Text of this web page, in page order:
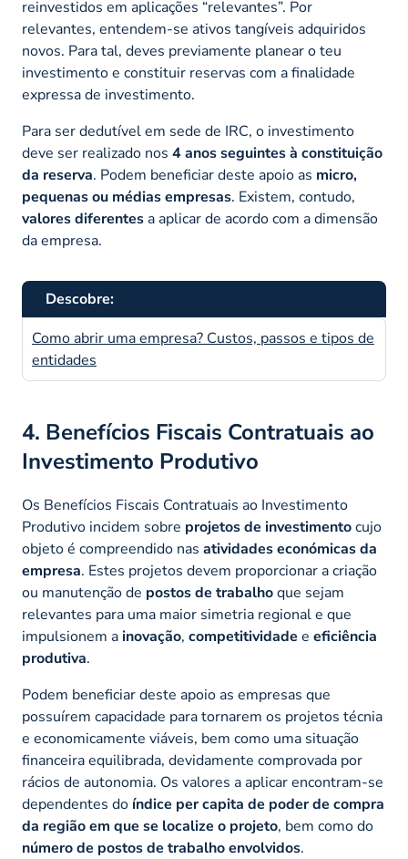
reinvestidos em aplicações “relevantes”. Por
relevantes, entendem-se ativos tangíveis adquiridos
novos. Para tal, deves previamente planear o teu
investimento e constituir reservas com a finalidade
expressa de investimento.
Para ser dedutível em sede de IRC, o investimento
deve ser realizado nos 4 anos seguintes à constituição
da reserva. Podem beneficiar deste apoio as micro,
pequenas ou médias empresas. Existem, contudo,
valores diferentes a aplicar de acordo com a dimensão
da empresa.
Descobre:
Como abrir uma empresa? Custos, passos e tipos de
entidades
4. Benefícios Fiscais Contratuais ao
Investimento Produtivo
Os Benefícios Fiscais Contratuais ao Investimento
Produtivo incidem sobre projetos de investimentocujo
objeto é compreendido nas atividades económicas da
empresa. Estes projetos devem proporcionar a criação
ou manutenção de postos de trabalhoque sejam
relevantes para uma maior simetria regional e que
impulsionem a inovação, competitividade e eficiência
produtiva.
Podem beneficiar deste apoio as empresas que
possuírem capacidade para tornarem os projetos técnia
e economicamente viáveis, bem como uma situação
financeira equilibrada, devidamente comprovada por
rácios de autonomia. Os valores a aplicar encontram-se
dependentes do índice per capita de poder de compra
da região em que se localize o projeto, bem como do
número de postos de trabalho envolvidos.